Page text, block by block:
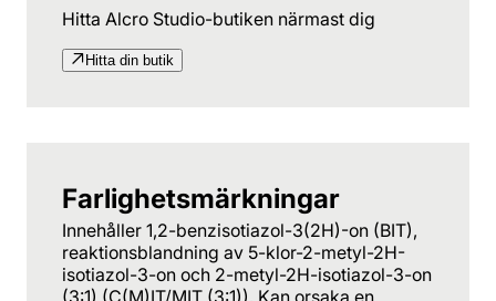
Hitta Alcro Studio-butiken närmast dig
Hitta din butik
Farlighetsmärkningar
Innehåller 1,2-benzisotiazol-3(2H)-on (BIT),
reaktionsblandning av 5-klor-2-metyl-2H-
isotiazol-3-on och 2-metyl-2H-isotiazol-3-on